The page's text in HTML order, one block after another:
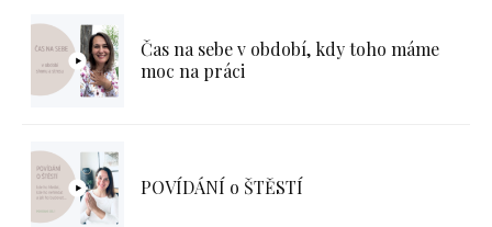
Čas na sebe v období, kdy toho máme
moc na práci
POVÍDÁNÍ o ŠTĚSTÍ